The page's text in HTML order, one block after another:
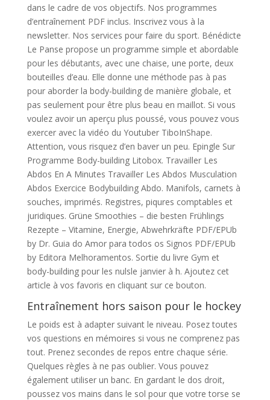
dans le cadre de vos objectifs. Nos programmes
d’entraînement PDF inclus. Inscrivez vous à la
newsletter. Nos services pour faire du sport. Bénédicte
Le Panse propose un programme simple et abordable
pour les débutants, avec une chaise, une porte, deux
bouteilles d’eau. Elle donne une méthode pas à pas
pour aborder la body-building de manière globale, et
pas seulement pour être plus beau en maillot. Si vous
voulez avoir un aperçu plus poussé, vous pouvez vous
exercer avec la vidéo du Youtuber TiboInShape.
Attention, vous risquez d’en baver un peu. Epingle Sur
Programme Body-building Litobox. Travailler Les
Abdos En A Minutes Travailler Les Abdos Musculation
Abdos Exercice Bodybuilding Abdo. Manifols, carnets à
souches, imprimés. Registres, piqures comptables et
juridiques. Grüne Smoothies – die besten Frühlings
Rezepte – Vitamine, Energie, Abwehrkräfte PDF/EPUb
by Dr. Guia do Amor para todos os Signos PDF/EPUb
by Editora Melhoramentos. Sortie du livre Gym et
body-building pour les nulsle janvier à h. Ajoutez cet
article à vos favoris en cliquant sur ce bouton.
Entraînement hors saison pour le hockey
Le poids est à adapter suivant le niveau. Posez toutes
vos questions en mémoires si vous ne comprenez pas
tout. Prenez secondes de repos entre chaque série.
Quelques règles à ne pas oublier. Vous pouvez
également utiliser un banc. En gardant le dos droit,
poussez vos mains dans le sol pour que votre torse se